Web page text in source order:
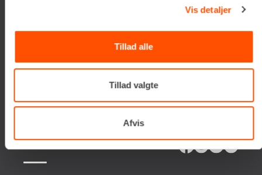
Vis detaljer
Tillad alle
Tillad valgte
Afvis
Få de seneste nyheder, invitationer, tips og tricks m.m.
SERVICES